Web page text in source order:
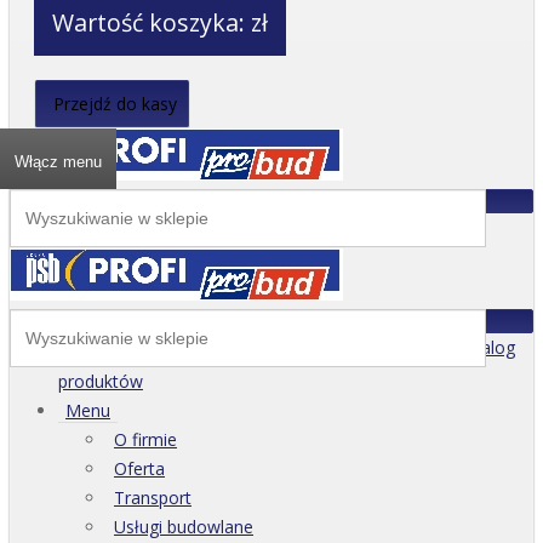
Wartość koszyka: zł
Przejdź do kasy
Włącz menu
Katalog
produktów
Menu
O firmie
Oferta
Transport
Usługi budowlane